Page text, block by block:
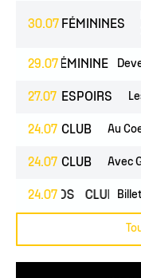
30.07 FÉMININES
29.07
FÉMININES
27.07 ESPOIRS
24.07 CLUB Au
24.07 CLUB Avec
24.07
PROS CLUB